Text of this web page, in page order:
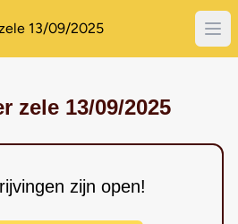
13/09/2025
zele 13/09/2025
zijn open!